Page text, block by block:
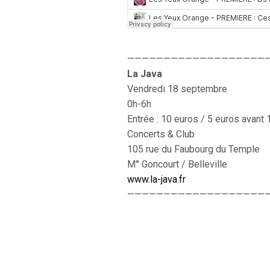
La Java
Vendredi 18 septembre
0h-6h
Entrée : 10 euros / 5 euros avant
Concerts & Club
105 rue du Faubourg du Temple
M° Goncourt / Belleville
www.la-java.fr